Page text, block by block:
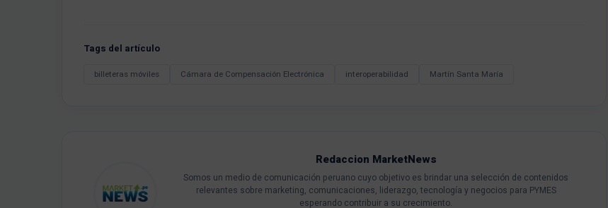
Tags del artículo
billeteras móviles Cámara de Compensación Electrónica interoperabilidad Martín Santa María
Redaccion MarketNews
Somos un medio de comunicación peruano cuyo objetivo es brindar una selección de contenidos
relevantes sobre marketing, comunicaciones, liderazgo, tecnología y negocios para PYMES
esperando contribuir a su crecimiento.